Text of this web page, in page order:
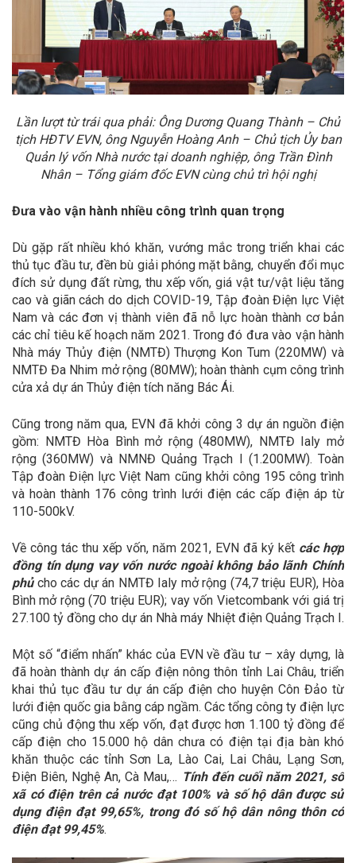
Lần lượt từ trái qua phải: Ông Dương Quang Thành – Chủ
tịch HĐTV EVN, ông Nguyễn Hoàng Anh – Chủ tịch Ủy ban
Quản lý vốn Nhà nước tại doanh nghiệp, ông Trần Đình
Nhân – Tổng giám đốc EVN cùng chủ trì hội nghị
Đưa vào vận hành nhiều công trình quan trọng
Dù gặp rất nhiều khó khăn, vướng mắc trong triển khai các
thủ tục đầu tư, đền bù giải phóng mặt bằng, chuyển đổi mục
đích sử dụng đất rừng, thu xếp vốn, giá vật tư/vật liệu tăng
cao và giãn cách do dịch COVID-19, Tập đoàn Điện lực Việt
Nam và các đơn vị thành viên đã nỗ lực hoàn thành cơ bản
các chỉ tiêu kế hoạch năm 2021. Trong đó đưa vào vận hành
Nhà máy Thủy điện (NMTĐ) Thượng Kon Tum (220MW) và
NMTĐ Đa Nhim mở rộng (80MW); hoàn thành cụm công trình
cửa xả dự án Thủy điện tích năng Bác Ái.
Cũng trong năm qua, EVN đã khởi công 3 dự án nguồn điện
gồm: NMTĐ Hòa Bình mở rộng (480MW), NMTĐ Ialy mở
rộng (360MW) và NMNĐ Quảng Trạch I (1.200MW). Toàn
Tập đoàn Điện lực Việt Nam cũng khởi công 195 công trình
và hoàn thành 176 công trình lưới điện các cấp điện áp từ
110-500kV.
Về công tác thu xếp vốn, năm 2021, EVN đã ký kết các hợp
đồng tín dụng vay vốn nước ngoài không bảo lãnh Chính
phủ cho các dự án NMTĐ Ialy mở rộng (74,7 triệu EUR), Hòa
Bình mở rộng (70 triệu EUR); vay vốn Vietcombank với giá trị
27.100 tỷ đồng cho dự án Nhà máy Nhiệt điện Quảng Trạch I.
Một số “điểm nhấn” khác của EVN về đầu tư – xây dựng, là
đã hoàn thành dự án cấp điện nông thôn tỉnh Lai Châu, triển
khai thủ tục đầu tư dự án cấp điện cho huyện Côn Đảo từ
lưới điện quốc gia bằng cáp ngầm. Các tổng công ty điện lực
cũng chủ động thu xếp vốn, đạt được hơn 1.100 tỷ đồng để
cấp điện cho 15.000 hộ dân chưa có điện tại địa bàn khó
khăn thuộc các tỉnh Sơn La, Lào Cai, Lai Châu, Lạng Sơn,
Điện Biên, Nghệ An, Cà Mau,… Tính đến cuối năm 2021, số
xã có điện trên cả nước đạt 100% và số hộ dân được sử
dụng điện đạt 99,65%, trong đó số hộ dân nông thôn có
điện đạt 99,45%.